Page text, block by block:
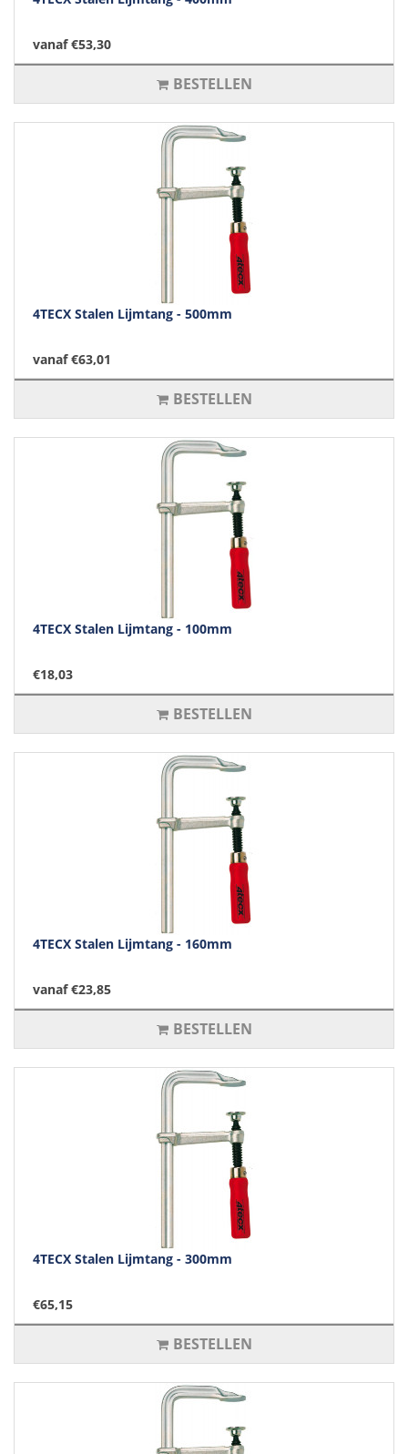
vanaf €53,30
BESTELLEN
4TECX Stalen Lijmtang - 500mm
vanaf €63,01
BESTELLEN
4TECX Stalen Lijmtang - 100mm
€18,03
BESTELLEN
4TECX Stalen Lijmtang - 160mm
vanaf €23,85
BESTELLEN
4TECX Stalen Lijmtang - 300mm
€65,15
BESTELLEN